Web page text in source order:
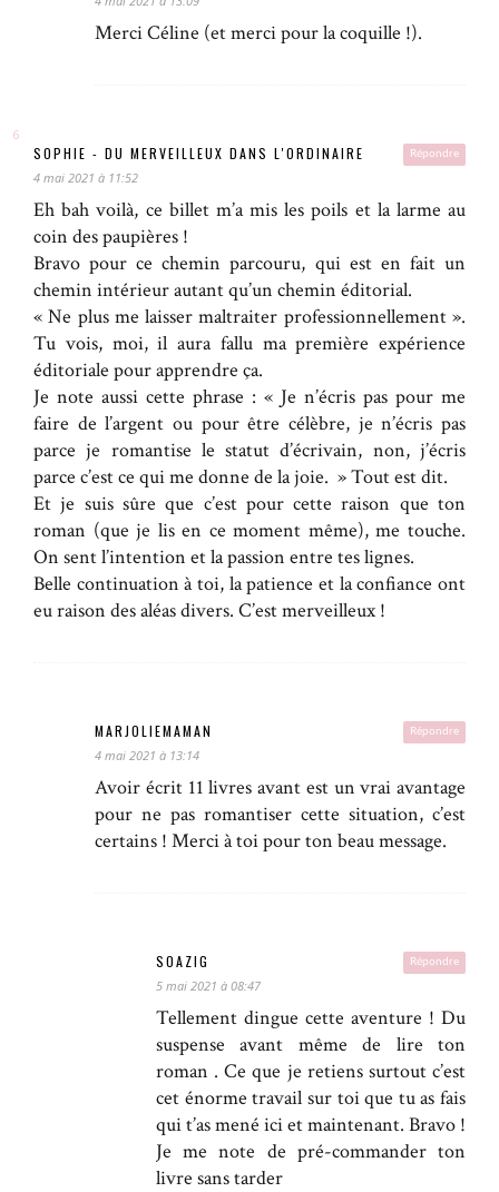
Merci Céline (et merci pour la coquille !).
Répondre
SOPHIE - DU MERVEILLEUX DANS L'ORDINAIRE
4 mai 2021 à 11:52
Eh bah voilà, ce billet m’a mis les poils et la larme au
coin des paupières !
Bravo pour ce chemin parcouru, qui est en fait un
chemin intérieur autant qu’un chemin éditorial.
« Ne plus me laisser maltraiter professionnellement ».
Tu vois, moi, il aura fallu ma première expérience
éditoriale pour apprendre ça.
Je note aussi cette phrase : « Je n’écris pas pour me
faire de l’argent ou pour être célèbre, je n’écris pas
parce je romantise le statut d’écrivain, non, j’écris
parce c’est ce qui me donne de la joie. » Tout est dit.
Et je suis sûre que c’est pour cette raison que ton
roman (que je lis en ce moment même), me touche.
On sent l’intention et la passion entre tes lignes.
Belle continuation à toi, la patience et la confiance ont
eu raison des aléas divers. C’est merveilleux !
Répondre
MARJOLIEMAMAN
4 mai 2021 à 13:14
Avoir écrit 11 livres avant est un vrai avantage
pour ne pas romantiser cette situation, c’est
certains ! Merci à toi pour ton beau message.
Répondre
SOAZIG
5 mai 2021 à 08:47
Tellement dingue cette aventure ! Du
suspense avant même de lire ton
roman . Ce que je retiens surtout c’est
cet énorme travail sur toi que tu as fais
qui t’as mené ici et maintenant. Bravo !
Je me note de pré-commander ton
livre sans tarder